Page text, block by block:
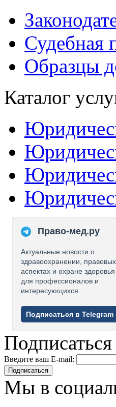
Судебная
Образцы
Каталог
Право-мед.ру
Актуальные новости о
здравоохранении, правовых
аспектах и охране здоровья
для профессионалов и
интересующихся
Подписаться в Telegram
Введите ваш E-mail:
Подписаться
Мы в